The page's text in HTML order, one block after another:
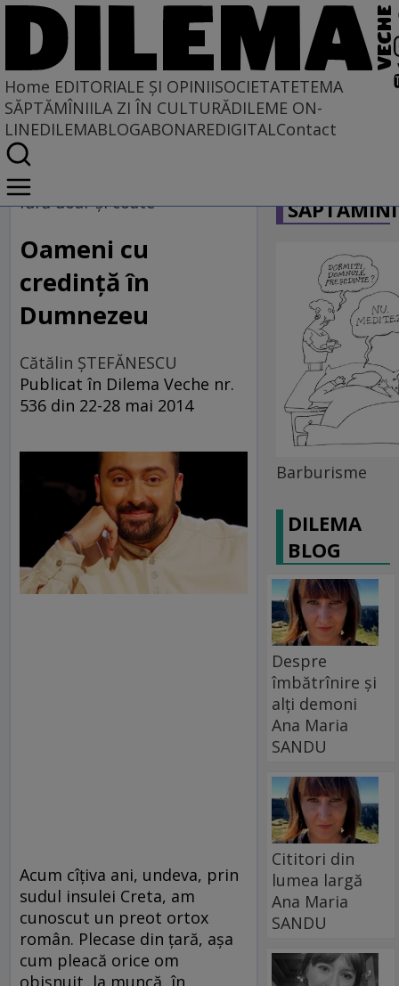
Home EDITORIALE ȘI OPINIISOCIETATETEMA
SĂPTĂMÎNIILA ZI ÎN CULTURĂDILEME ON-
LINEDILEMABLOGABONAREDIGITALContact
Home
EDITORIALE ȘI OPINII
TÎLC SHOW
fără doar şi coate
Oameni cu
credință în
Dumnezeu
Cătălin ŞTEFĂNESCU
Publicat în Dilema Veche nr.
536 din 22-28 mai 2014
Acum cîţiva ani, undeva, prin
sudul insulei Creta, am
cunoscut un preot ortox
român. Plecase din ţară, aşa
cum pleacă orice om
obişnuit, la muncă, în
Barburisme
DILEMA
BLOG
Despre
îmbătrînire și
alți demoni
Ana Maria
SANDU
Cititori din
lumea largă
Ana Maria
SANDU